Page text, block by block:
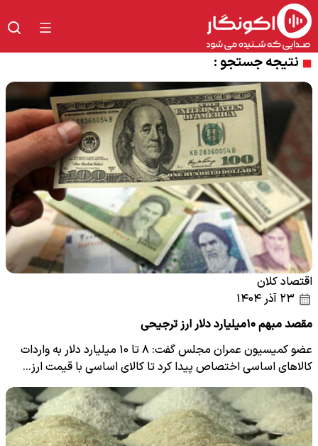
نتیجه جستجو :
اقتصاد کلان
مقصد مبهم ۱۰میلیارد دلار ارز ترجیحی
عضو کمیسیون عمران مجلس گفت: ٨ تا ١٠ میلیارد دلار به واردات
کالاهای اساسی اختصاص پیدا کرد تا کالای اساسی با قیمت ارز…